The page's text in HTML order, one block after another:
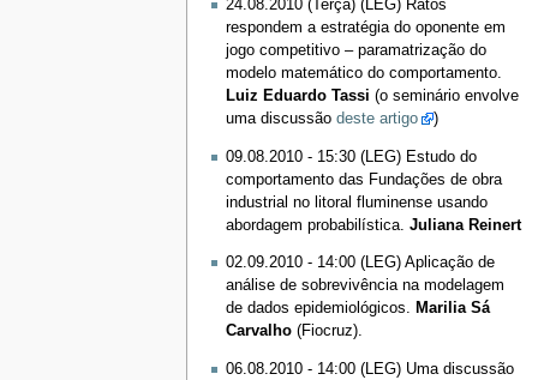
24.08.2010 (Terça) (LEG) Ratos
respondem a estratégia do oponente em
jogo competitivo – paramatrização do
modelo matemático do comportamento.
Luiz Eduardo Tassi (o seminário envolve
uma discussão deste artigo )
09.08.2010 - 15:30 (LEG) Estudo do
comportamento das Fundações de obra
industrial no litoral fluminense usando
abordagem probabilística. Juliana Reinert
02.09.2010 - 14:00 (LEG) Aplicação de
análise de sobrevivência na modelagem
de dados epidemiológicos. Marilia Sá
Carvalho(Fiocruz).
06.08.2010 - 14:00 (LEG) Uma discussão